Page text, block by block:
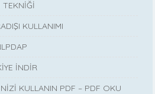
TEKNİĞİ
KULLANIMI
İNDİR
KULLANIN PDF – PDF OKU